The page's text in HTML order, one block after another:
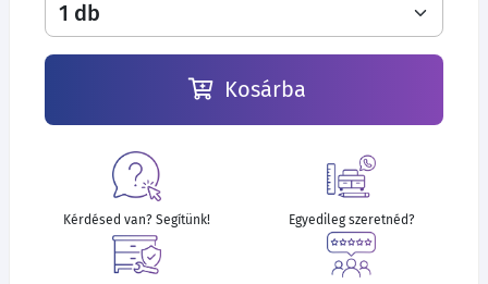
Kosárba
Kérdésed van? Segítünk! Egyedileg szeretnéd?